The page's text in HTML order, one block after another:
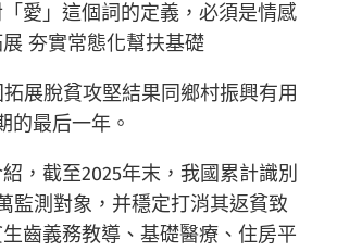
愛」這個詞的定義，必須是情感
夯實常態化幫扶基礎
展脫貧攻堅結果同鄉村振興有用
的最后一年。
，截至2025年末，我國累計識別
監測對象，并穩定打消其返貧致
齒義務教導、基礎醫療、住房平